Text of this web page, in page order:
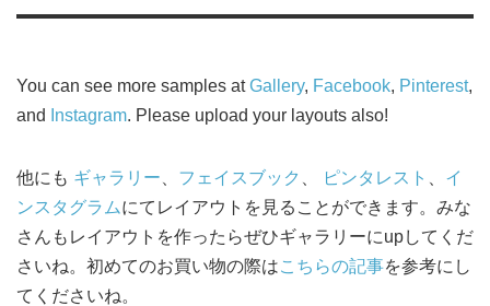
You can see more samples atGallery, Facebook, Pinterest,
and
Instagram. Please upload your layouts also!
他にも ギャラリー フェイスブック ピンタレスト
イ
ンスタグラムにてレイアウトを見ることができます。みな
さんもレイアウトを作ったらぜひギャラリーにupしてくだ
さいね。初めてのお買い物の際はこちらの記事を参考にし
てくださいね。